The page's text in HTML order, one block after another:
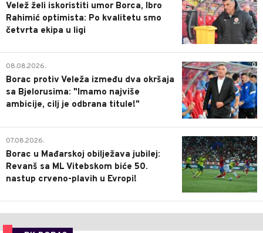
Velež želi iskoristiti umor Borca, Ibro
Rahimić optimista: Po kvalitetu smo
četvrta ekipa u ligi
0
08.08.2026.
Borac protiv Veleža između dva okršaja
sa Bjelorusima: "Imamo najviše
ambicije, cilj je odbrana titule!"
0
07.08.2026.
Borac u Mađarskoj obilježava jubilej:
Revanš sa ML Vitebskom biće 50.
nastup crveno-plavih u Evropi!